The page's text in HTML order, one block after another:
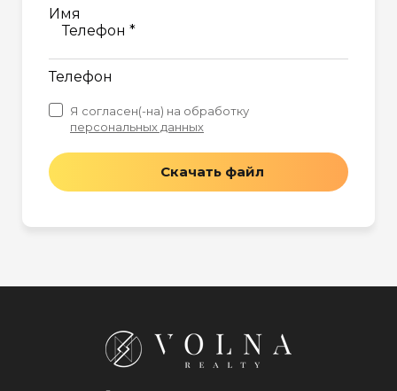
Имя
Телефон *
Телефон
Скачать файл
Я согласен(-на) на обработку
персональных данных